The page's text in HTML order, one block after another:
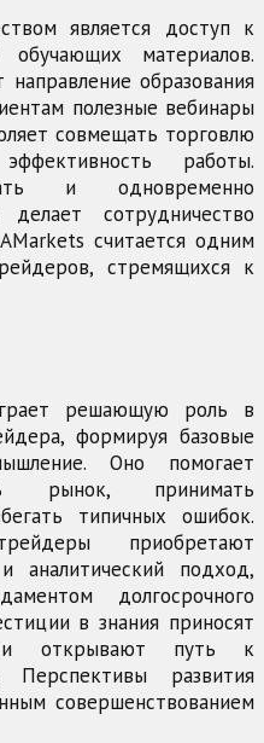
является доступ к
материалов.
образования
полезные вебинары
совмещать торговлю
работы.
и одновременно
сотрудничество
считается одним
стремящихся к
решающую роль в
формируя базовые
Оно помогает
рынок, принимать
типичных ошибок.
приобретают
аналитический подход,
долгосрочного
в знания приносят
и открывают путь к
Перспективы развития
совершенствованием